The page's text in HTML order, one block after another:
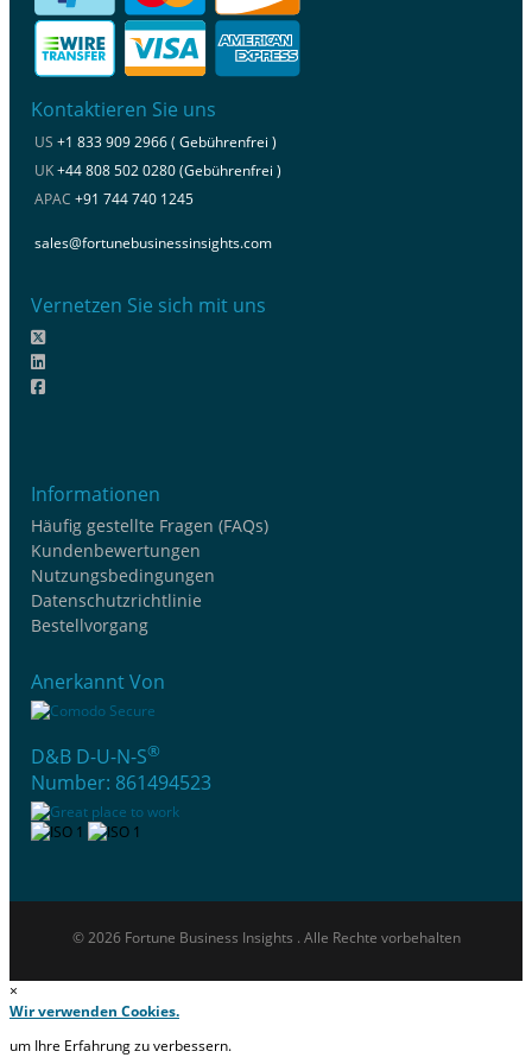
Kontaktieren Sie uns
US +1 833 909 2966 ( Gebührenfrei )
UK+44 808 502 0280 (Gebührenfrei )
APAC +91 744 740 1245
sales@fortunebusinessinsights.com
Vernetzen Sie sich mit uns
Informationen
Häufig gestellte Fragen (FAQs)
Kundenbewertungen
Nutzungsbedingungen
Datenschutzrichtlinie
Bestellvorgang
Anerkannt Von
D&B D-U-N-S®
Number: 861494523
© 2026 Fortune Business Insights . Alle Rechte vorbehalten
×
Wir verwenden Cookies.
um Ihre Erfahrung zu verbessern.